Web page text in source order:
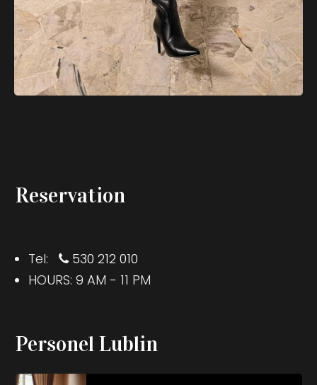
Reservation
Tel:
530 212 010
HOURS: 9 AM - 11 PM
Personel Lublin